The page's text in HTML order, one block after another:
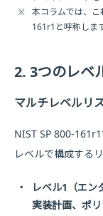
※ 本コラムでは、
161r1と呼称します
2. 3つのレベ
マルチレベルリ
NIST SP 800-
レベルで構成する
・
レベル1（エン
実装計画、ポ